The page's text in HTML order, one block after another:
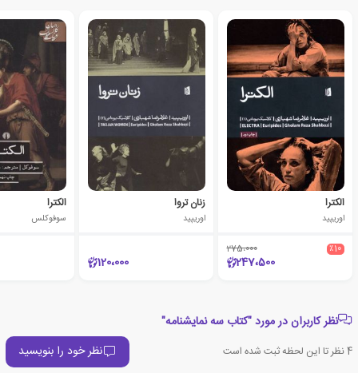
الکترا
اوریپید
٪10 275،000
247،500
زنان تروا
اوریپید
120،000
الکترا
سوفوکلس
نظر کاربران در مورد "کتاب سه نمایشنامه"
4 نظر تا این لحظه ثبت شده است نظر خود را بنویسید